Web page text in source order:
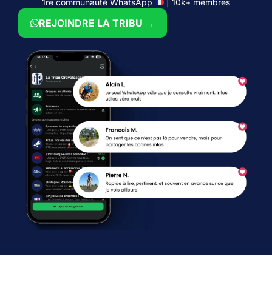
1re communauté WhatsApp | 10k+ membres
REJOINDRE LA TRIBU →